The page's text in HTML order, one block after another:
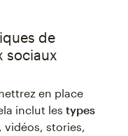
de
sociaux
en place
inclut les types
vidéos, stories,